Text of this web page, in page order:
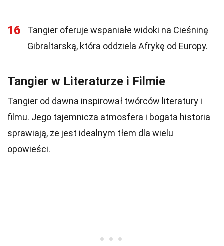
16
Tangier oferuje wspaniałe widoki na Cieśninę
Gibraltarską, która oddziela Afrykę od Europy.
Tangier w Literaturze i Filmie
Tangier od dawna inspirował twórców literatury i
filmu. Jego tajemnicza atmosfera i bogata historia
sprawiają, że jest idealnym tłem dla wielu
opowieści.